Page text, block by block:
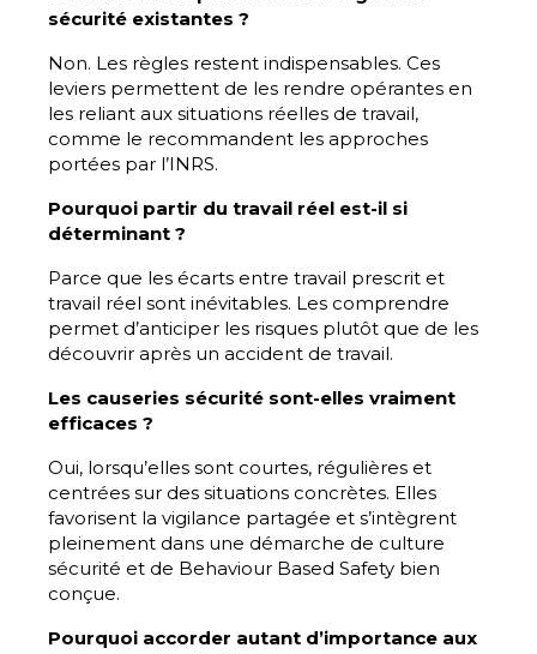
sécurité existantes ?
Non. Les règles restent indispensables. Ces
leviers permettent de les rendre opérantes en
les reliant aux situations réelles de travail,
comme le recommandent les approches
portées par l’INRS.
Pourquoi partir du travail réel est-il si
déterminant ?
Parce que les écarts entre travail prescrit et
travail réel sont inévitables. Les comprendre
permet d’anticiper les risques plutôt que de les
découvrir après un accident de travail.
Les causeries sécurité sont-elles vraiment
efficaces ?
Oui, lorsqu’elles sont courtes, régulières et
centrées sur des situations concrètes. Elles
favorisent la vigilance partagée et s’intègrent
pleinement dans une démarche de culture
sécurité et de Behaviour Based Safety bien
conçue.
Pourquoi accorder autant d’importance aux